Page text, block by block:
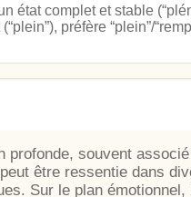
état complet et stable
préfère “plein”/
profonde, souvent
être ressentie dans
Sur le plan émotionnel,